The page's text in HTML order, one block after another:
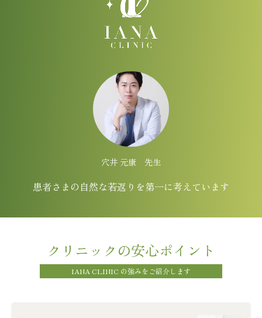
穴井 元康 先生
患者さまの自然な若返りを第一に考えています
クリニックの安心ポイント
IANA CLINIC の強みをご紹介します